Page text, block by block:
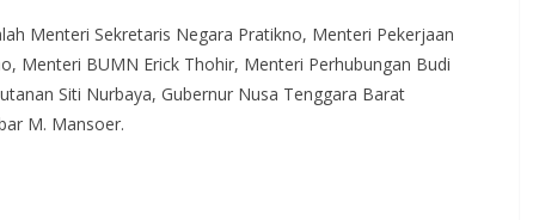
Menteri Sekretaris Negara Pratikno, Menteri Pekerjaan
Menteri BUMN Erick Thohir, Menteri Perhubungan Budi
Siti Nurbaya, Gubernur Nusa Tenggara Barat
M. Mansoer.